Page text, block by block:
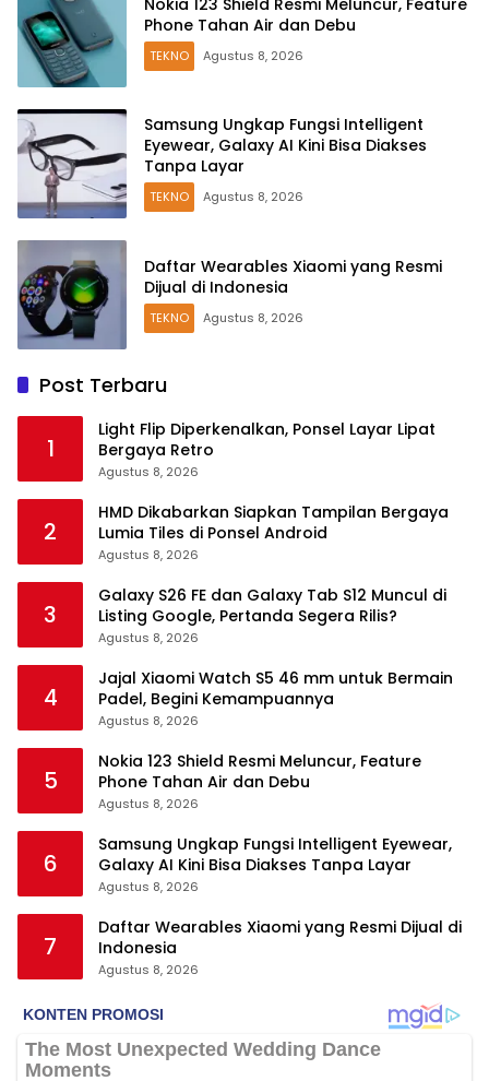
Phone Tahan Air dan Debu
TEKNO Agustus 8, 2026
Samsung Ungkap Fungsi Intelligent
Eyewear, Galaxy AI Kini Bisa Diakses
Tanpa Layar
TEKNO Agustus 8, 2026
Daftar Wearables Xiaomi yang Resmi
Dijual di Indonesia
TEKNO Agustus 8, 2026
Post Terbaru
1
Light Flip Diperkenalkan, Ponsel Layar Lipat
Bergaya Retro
Agustus 8, 2026
2
HMD Dikabarkan Siapkan Tampilan Bergaya
Lumia Tiles di Ponsel Android
Agustus 8, 2026
3
Galaxy S26 FE dan Galaxy Tab S12 Muncul di
Listing Google, Pertanda Segera Rilis?
Agustus 8, 2026
4
Jajal Xiaomi Watch S5 46 mm untuk Bermain
Padel, Begini Kemampuannya
Agustus 8, 2026
5
Nokia 123 Shield Resmi Meluncur, Feature
Phone Tahan Air dan Debu
Agustus 8, 2026
6
Samsung Ungkap Fungsi Intelligent Eyewear,
Galaxy AI Kini Bisa Diakses Tanpa Layar
Agustus 8, 2026
7
Daftar Wearables Xiaomi yang Resmi Dijual di
Indonesia
Agustus 8, 2026